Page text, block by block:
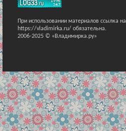
При использовании материалов ссылка на
https://vladimirka.ru/ обязательна.
2006-2025 © «Владимирка.ру»